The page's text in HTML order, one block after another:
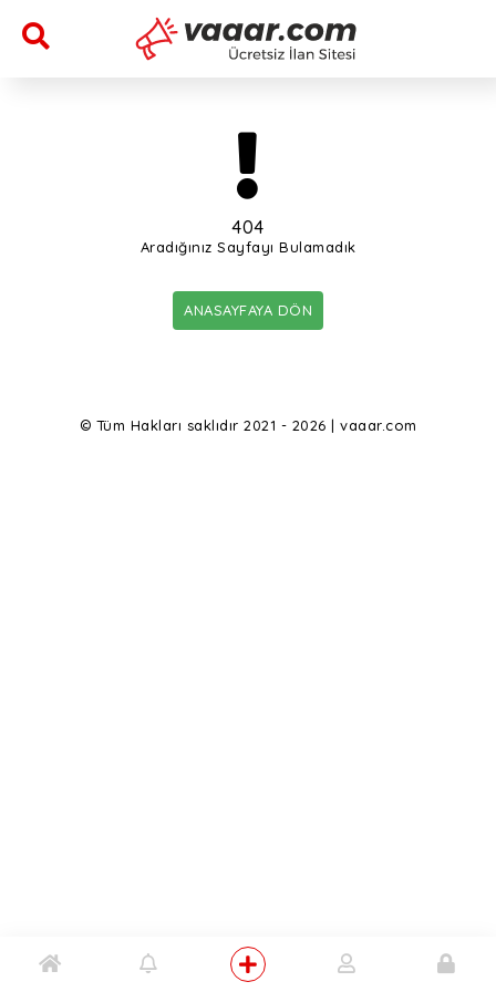
404
Aradığınız Sayfayı Bulamadık
ANASAYFAYA DÖN
© Tüm Hakları saklıdır 2021 - 2026 | vaaar.com